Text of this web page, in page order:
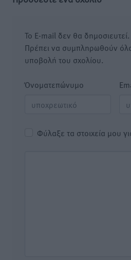
Το E-mail δεν θα δημοσιευτεί.
Πρέπει να συμπληρωθούν
υποβολή του σχολίου.
Όνοματεπώνυμο
Φύλαξε τα στοιχεία μου